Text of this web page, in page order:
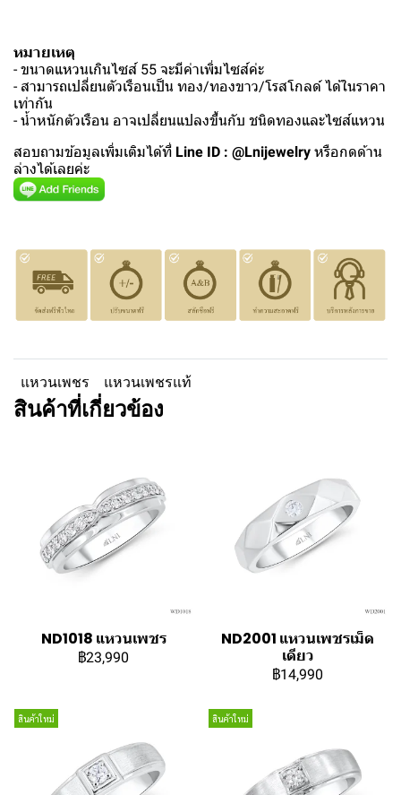
หมายเหตุ
- ขนาดแหวนเกินไซส์ 55 จะมีค่าเพิ่มไซส์ค่ะ
- สามารถเปลี่ยนตัวเรือนเป็น ทอง/ทองขาว/โรสโกลด์ ได้ในราคา
เท่ากัน
- น้ำหนักตัวเรือน อาจเปลี่ยนแปลงขึ้นกับ ชนิดทองและไซส์แหวน
สอบถามข้อมูลเพิ่มเติมได้ที่ Line ID : @Lnijewelry หรือกดด้าน
ล่างได้เลยค่ะ
แหวนเพชร แหวนเพชรแท้
สินค้าที่เกี่ยวข้อง
ND1018 แหวนเพชร
฿23,990
ND2001 แหวนเพชรเม็ด
เดียว
฿14,990
สินค้าใหม่ สินค้าใหม่